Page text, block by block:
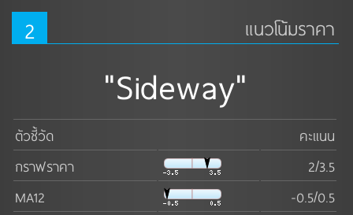
ระหว่างประเทศ (Freight Forwarder) และบริการคลังสินค้า
2 แนวโน้มราคา
"Sideway"
ตัวชี้วัด
คะแนน
กราฟราคา
2/3.5
MA12
-0.5/0.5